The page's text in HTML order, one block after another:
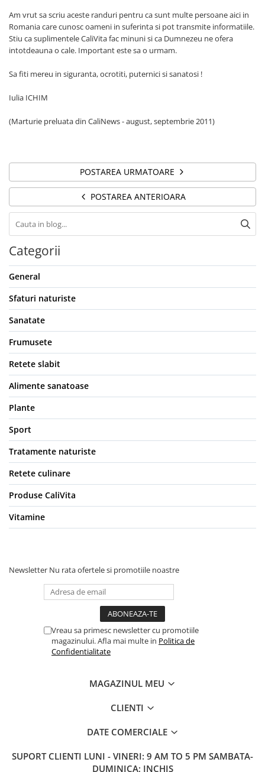
Am vrut sa scriu aceste randuri pentru ca sunt multe persoane aici in
Romania care cunosc oameni in suferinta si pot transmite informatiile.
Stiu ca suplimentele CaliVita fac minuni si ca Dumnezeu ne ofera
intotdeauna o cale. Important este sa o urmam.
Sa fiti mereu in siguranta, ocrotiti, puternici si sanatosi !
Iulia ICHIM
(Marturie preluata din CaliNews - august, septembrie 2011)
POSTAREA URMATOARE
POSTAREA ANTERIOARA
Categorii
General
Sfaturi naturiste
Sanatate
Frumusete
Retete slabit
Alimente sanatoase
Plante
Sport
Tratamente naturiste
Retete culinare
Produse CaliVita
Vitamine
Newsletter Nu rata ofertele si promotiile noastre
Vreau sa primesc newsletter cu promotiile
magazinului. Afla mai multe in Politica de
Confidentialitate
MAGAZINUL MEU
CLIENTI
DATE COMERCIALE
SUPORT CLIENTI LUNI - VINERI: 9 AM TO 5 PM SAMBATA-
DUMINICA; INCHIS